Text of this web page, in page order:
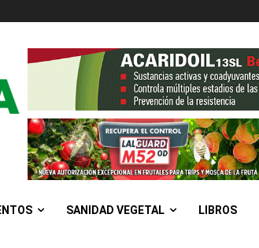
SANIDAD VEGETAL LIBROS